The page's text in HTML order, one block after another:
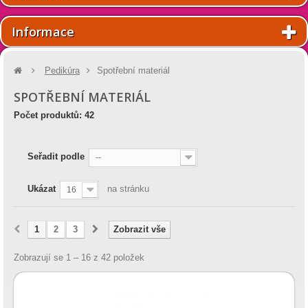
Informace
Pedikúra Spotřební materiál
SPOTŘEBNÍ MATERIÁL
Počet produktů: 42
Seřadit podle --
Ukázat 16 na stránku
Zobrazit vše
1 2 3
Zobrazují se 1 – 16 z 42 položek